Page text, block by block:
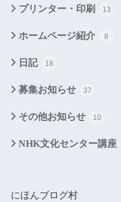
プリンター・印刷 13
ホームページ紹介 8
日記 18
募集お知らせ 37
その他お知らせ 10
NHK文化センター講座
にほんブログ村